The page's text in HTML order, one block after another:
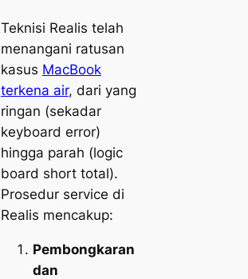
Teknisi Realis telah
menangani ratusan
kasus MacBook
terkena air, dari yang
ringan (sekadar
keyboard error)
hingga parah (logic
board short total).
Prosedur service di
Realis mencakup:
Pembongkaran
dan